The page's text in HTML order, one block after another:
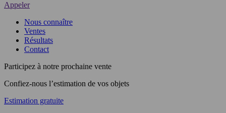
Appeler
Nous connaître
Ventes
Résultats
Contact
Participez à notre prochaine vente
Confiez-nous l’estimation de vos objets
Estimation gratuite